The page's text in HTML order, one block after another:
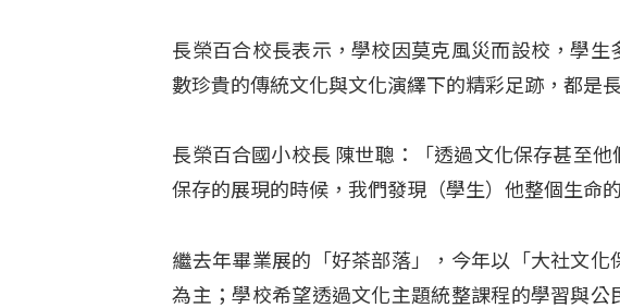
長榮百合校長表示，學校因莫克風災而設校，學
數珍貴的傳統文化與文化演繹下的精彩足跡，都是
長榮百合國小校長 陳世聰：「透過文化保存甚至
保存的展現的時候，我們發現（學生）他整個生命
繼去年畢業展的「好茶部落」，今年以「大社文化
為主；學校希望透過文化主題統整課程的學習與